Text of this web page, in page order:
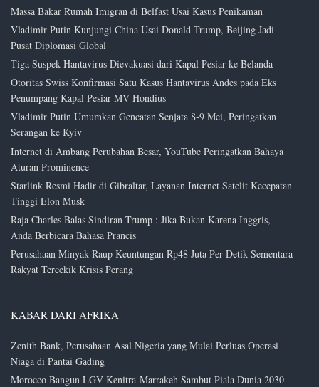
Massa Bakar Rumah Imigran di Belfast Usai Kasus Penikaman
Vladimir Putin Kunjungi China Usai Donald Trump, Beijing Jadi
Pusat Diplomasi Global
Tiga Suspek Hantavirus Dievakuasi dari Kapal Pesiar ke Belanda
Otoritas Swiss Konfirmasi Satu Kasus Hantavirus Andes pada Eks
Penumpang Kapal Pesiar MV Hondius
Vladimir Putin Umumkan Gencatan Senjata 8-9 Mei, Peringatkan
Serangan ke Kyiv
Internet di Ambang Perubahan Besar, YouTube Peringatkan Bahaya
Aturan Prominence
Starlink Resmi Hadir di Gibraltar, Layanan Internet Satelit Kecepatan
Tinggi Elon Musk
Raja Charles Balas Sindiran Trump : Jika Bukan Karena Inggris,
Anda Berbicara Bahasa Prancis
Perusahaan Minyak Raup Keuntungan Rp48 Juta Per Detik Sementara
Rakyat Tercekik Krisis Perang
KABAR DARI AFRIKA
Zenith Bank, Perusahaan Asal Nigeria yang Mulai Perluas Operasi
Niaga di Pantai Gading
Morocco Bangun LGV Kenitra-Marrakeh Sambut Piala Dunia 2030